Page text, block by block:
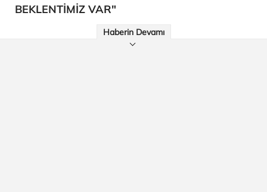
BEKLENTİMİZ VAR"
Haberin Devamı